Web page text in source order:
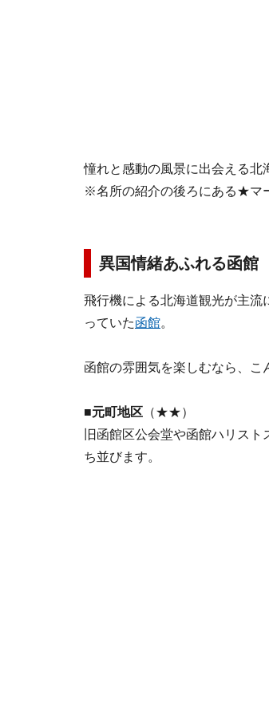
憧れと感動の風景に出会える北
※名所の紹介の後ろにある★マ
異国情緒あふれる函館
飛行機による北海道観光が主流
っていた函館。
函館の雰囲気を楽しむなら、こ
■元町地区 （★★）
旧函館区公会堂や函館ハリス
ち並びます。